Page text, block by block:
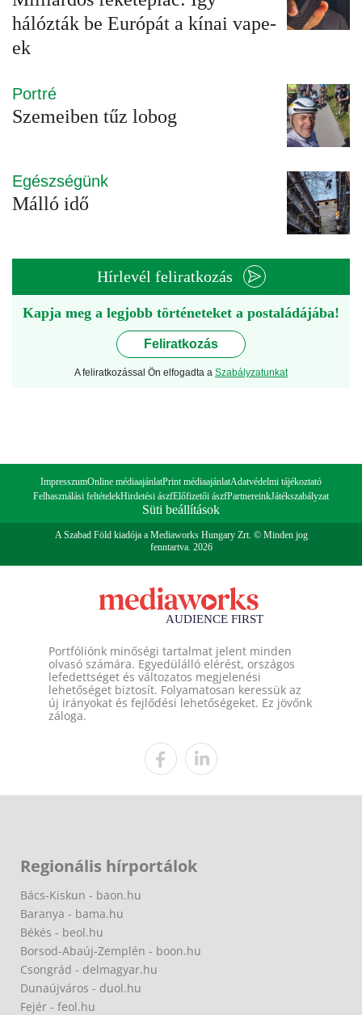
hálózták be Európát a kínai vape-
ek
Portré
Szemeiben tűz lobog
Egészségünk
Málló idő
Hírlevél feliratkozás
Kapja meg a legjobb történeteket a postaládájába!
Feliratkozás
A feliratkozással Ön elfogadta a Szabályzatunkat
ImpresszumOnline médiaajánlatPrint médiaajánlatAdatvédelmi tájékoztató
Felhasználási feltételekHirdetési ászfElőfizetői ászfPartnereinkJátékszabályzat
Süti beállítások
A Szabad Föld kiadója a Mediaworks Hungary Zrt. © Minden jog
fenntartva. 2026
Portfóliónk minőségi tartalmat jelent minden
olvasó számára. Egyedülálló elérést, országos
lefedettséget és változatos megjelenési
lehetőséget biztosít. Folyamatosan keressük az
új irányokat és fejlődési lehetőségeket. Ez jövőnk
záloga.
Regionális hírportálok
Bács-Kiskun - baon.hu
Baranya - bama.hu
Békés - beol.hu
Borsod-Abaúj-Zemplén - boon.hu
Csongrád - delmagyar.hu
Dunaújváros - duol.hu
Fejér - feol.hu